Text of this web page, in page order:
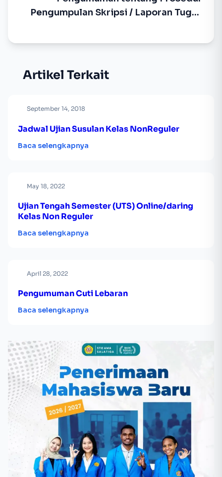
Pengumpulan Skripsi / Laporan Tugas
Artikel Terkait
September 14, 2018
Jadwal Ujian Susulan Kelas NonReguler
Baca selengkapnya
May 18, 2022
Ujian Tengah Semester (UTS) Online/daring
Kelas Non Reguler
Baca selengkapnya
April 28, 2022
Pengumuman Cuti Lebaran
Baca selengkapnya